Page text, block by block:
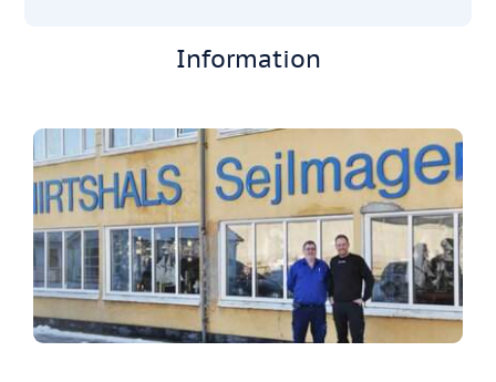
Information